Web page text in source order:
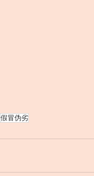
假冒伪劣